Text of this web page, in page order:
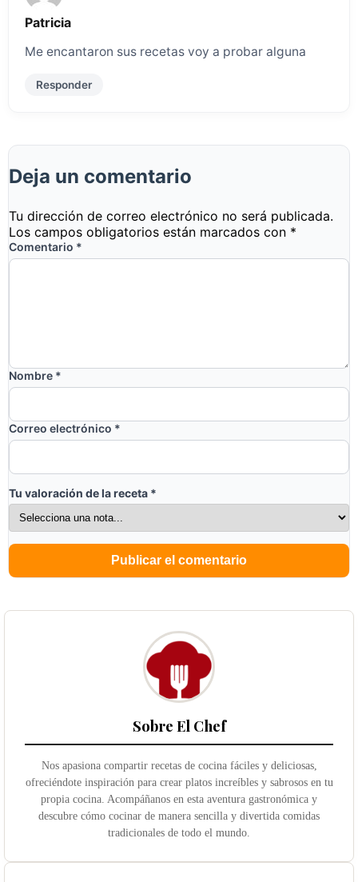
Patricia
Me encantaron sus recetas voy a probar alguna
Responder
Deja un comentario
Tu dirección de correo electrónico no será publicada.
Los campos obligatorios están marcados con *
Comentario *
Nombre *
Correo electrónico *
Tu valoración de la receta *
Sobre El Chef
Nos apasiona compartir recetas de cocina fáciles y deliciosas,
ofreciéndote inspiración para crear platos increíbles y sabrosos en tu
propia cocina. Acompáñanos en esta aventura gastronómica y
descubre cómo cocinar de manera sencilla y divertida comidas
tradicionales de todo el mundo.